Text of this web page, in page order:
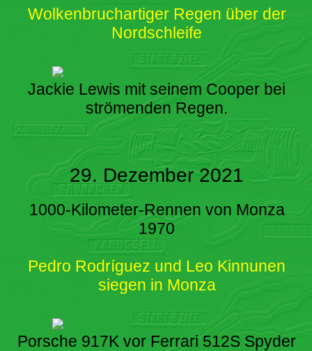
Wolkenbruchartiger Regen über der
Nordschleife
Jackie Lewis mit seinem Cooper bei
strömenden Regen.
29. Dezember 2021
1000-Kilometer-Rennen von Monza
1970
Pedro Rodríguez und Leo Kinnunen
siegen in Monza
Porsche 917K vor Ferrari 512S Spyder